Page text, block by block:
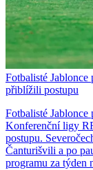
Fotbalisté
přiblížili postupu
Fotbalisté
Konferenční ligy
postupu.
Čanturišvili a po
programu za týden